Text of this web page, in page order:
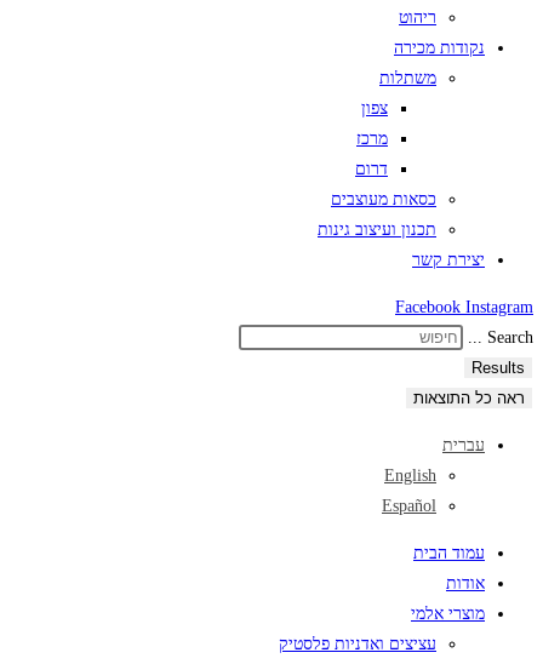
ריהוט
נקודות מכירה
משתלות
צפון
מרכז
דרום
כסאות מעוצבים
תכנון ועיצוב גינות
יצירת קשר
Facebook Instagram
Search ...
Results
ראה כל התוצאות
עברית
English
Español
עמוד הבית
אודות
מוצרי אלמי
עציצים ואדניות פלסטיק